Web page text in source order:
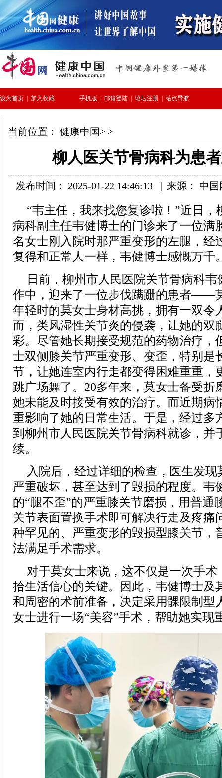
当前位置： 健康中国> >
柳人医关节骨病科为患
发布时间： 2025-01-22 14:46:13 | 来源： 中
“韦主任，我来找您复诊啦！”近日
病科副主任韦健博士的门诊来了一位满
名女士刚入院时那严重变形的左腿，经
复得和正常人一样，韦健博士感慨万千
日前，柳州市人民医院关节骨病科
作中，迎来了一位步伐蹒跚的患者——
年轻时的莫女士身材高挑，拥有一双令
而，类风湿性关节炎的侵袭，让她的双
彩。尽管她长期接受规范的药物治疗，
士双侧膝关节严重变形、变歪，特别是
节，让她连室内行走都变得困难重重，
跳广场舞了。20多年来，莫女士备受折
她未能及时接受有效的治疗。而近期病
重影响了她的日常生活。于是，经过多
到柳州市人民医院关节骨病科就诊，并
续。
入院后，经过详细的检查，医生发
严重破坏，甚至达到了毁损的程度。韦
的“腿不歪”的严重膝关节磨损，用普通
关节表面置换手术即可解决行走及疼痛
种罕见的、严重变形的毁损型膝关节，
法满足手术需求。
对于莫女士来说，这不仅是一次手
拾生活信心的关键。因此，韦健博士及
和周密的术前准备，决定采用髁限制型
女士进行一场“美容”手术，帮助她实现